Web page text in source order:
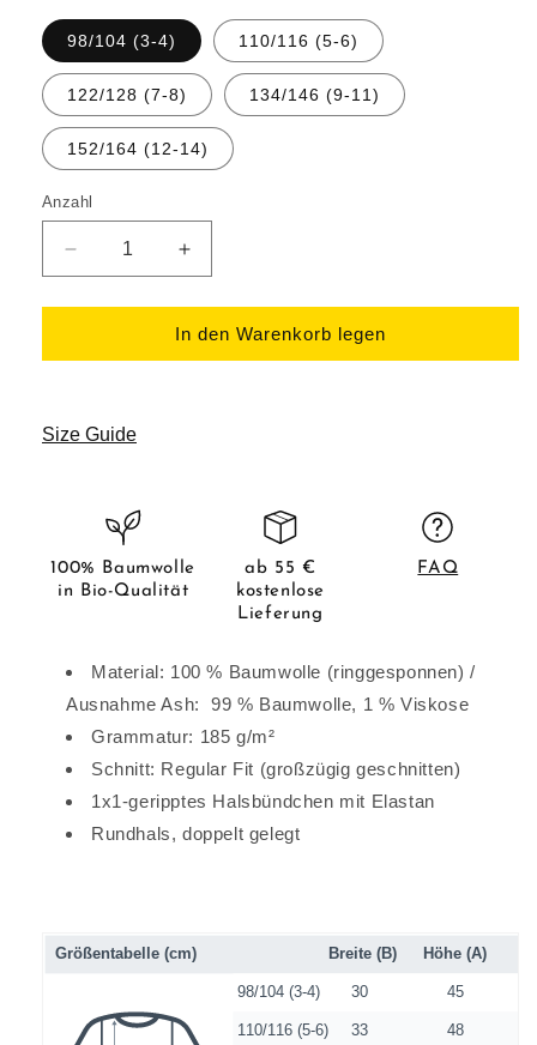
98/104 (3-4) 110/116 (5-6)
122/128 (7-8) 134/146 (9-11)
152/164 (12-14)
Anzahl
Verringere
die
Menge
Aloha
Premium
Erhöhe
die
Menge
für
Aloha
In den Warenkorb legen
Size Guide
100% Baumwolle
in Bio-Qualität
ab 55 €
kostenlose
Lieferung
FAQ
Material: 100 % Baumwolle (ringgesponnen) /
Ausnahme Ash: 99 % Baumwolle, 1 % Viskose
Grammatur: 185 g/m²
Schnitt: Regular Fit (großzügig geschnitten)
1x1-geripptes Halsbündchen mit Elastan
Rundhals, doppelt gelegt